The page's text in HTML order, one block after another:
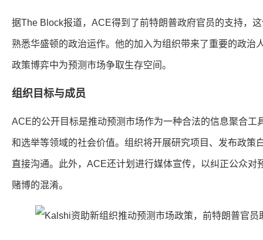
据The Block报道，ACE得到了前特朗普政府官员的支持，
熟悉华盛顿的政治运作。他的加入为组织带来了重要的政治
政策博弈中为预测市场争取生存空间。
组织目标与成员
ACE的公开目标是推动预测市场作为一种合法的信息聚合工
和选举等领域的社会价值。组织将开展研究项目、发布政策
直接沟通。此外，ACE还计划进行媒体宣传，以纠正公众对
赌博的混淆。